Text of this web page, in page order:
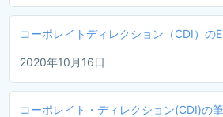
コーポレイトディレクション（CDI）の
2020年10月16日
コーポレイト・ディレクション(CDI)の